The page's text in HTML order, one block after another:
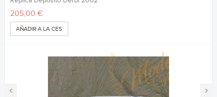
‹ ›
205,00 €
AÑADIR A LA CESTA